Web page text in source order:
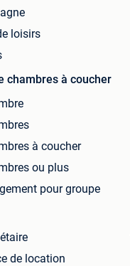
loisirs
chambres à coucher
à coucher
ou plus
pour groupe
de location